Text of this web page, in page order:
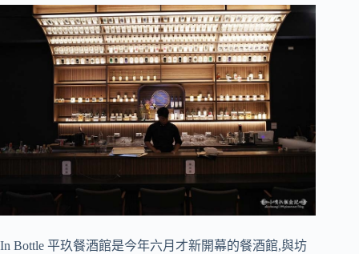
In Bottle 平玖餐酒館是今年六月才新開幕的餐酒館,與坊